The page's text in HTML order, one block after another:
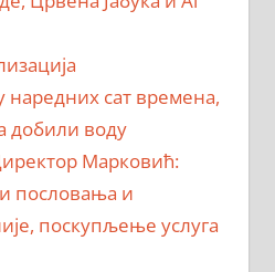
наредних сат времена,
добили воду
Марковић:
пословања и
поскупљење услуга